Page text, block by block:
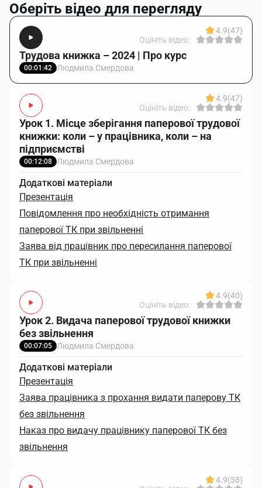
Оберіть відео для перегляду
4.9(47)
Оцініть відео:
Трудова книжка – 2024 | Про курс
00:01:42 Людмила Смердова
4.9(47)
Оцініть відео:
Урок 1. Місце зберігання паперової трудової
книжки: коли – у працівника, коли – на
підприємстві
00:12:08 Людмила Смердова
Додаткові матеріали
Презентація
Повідомлення про необхідність отримання
паперової ТК при звільненні
Заява від працівник про пересилання паперової
ТК при звільненні
4.9(40)
Оцініть відео:
Урок 2. Видача паперової трудової книжки
без звільнення
00:07:05 Людмила Смердова
Додаткові матеріали
Презентація
Заява працівника з прохання видати паперову ТК
без звільнення
Наказ про видачу працівнику паперової ТК без
звільнення
4.9(38)